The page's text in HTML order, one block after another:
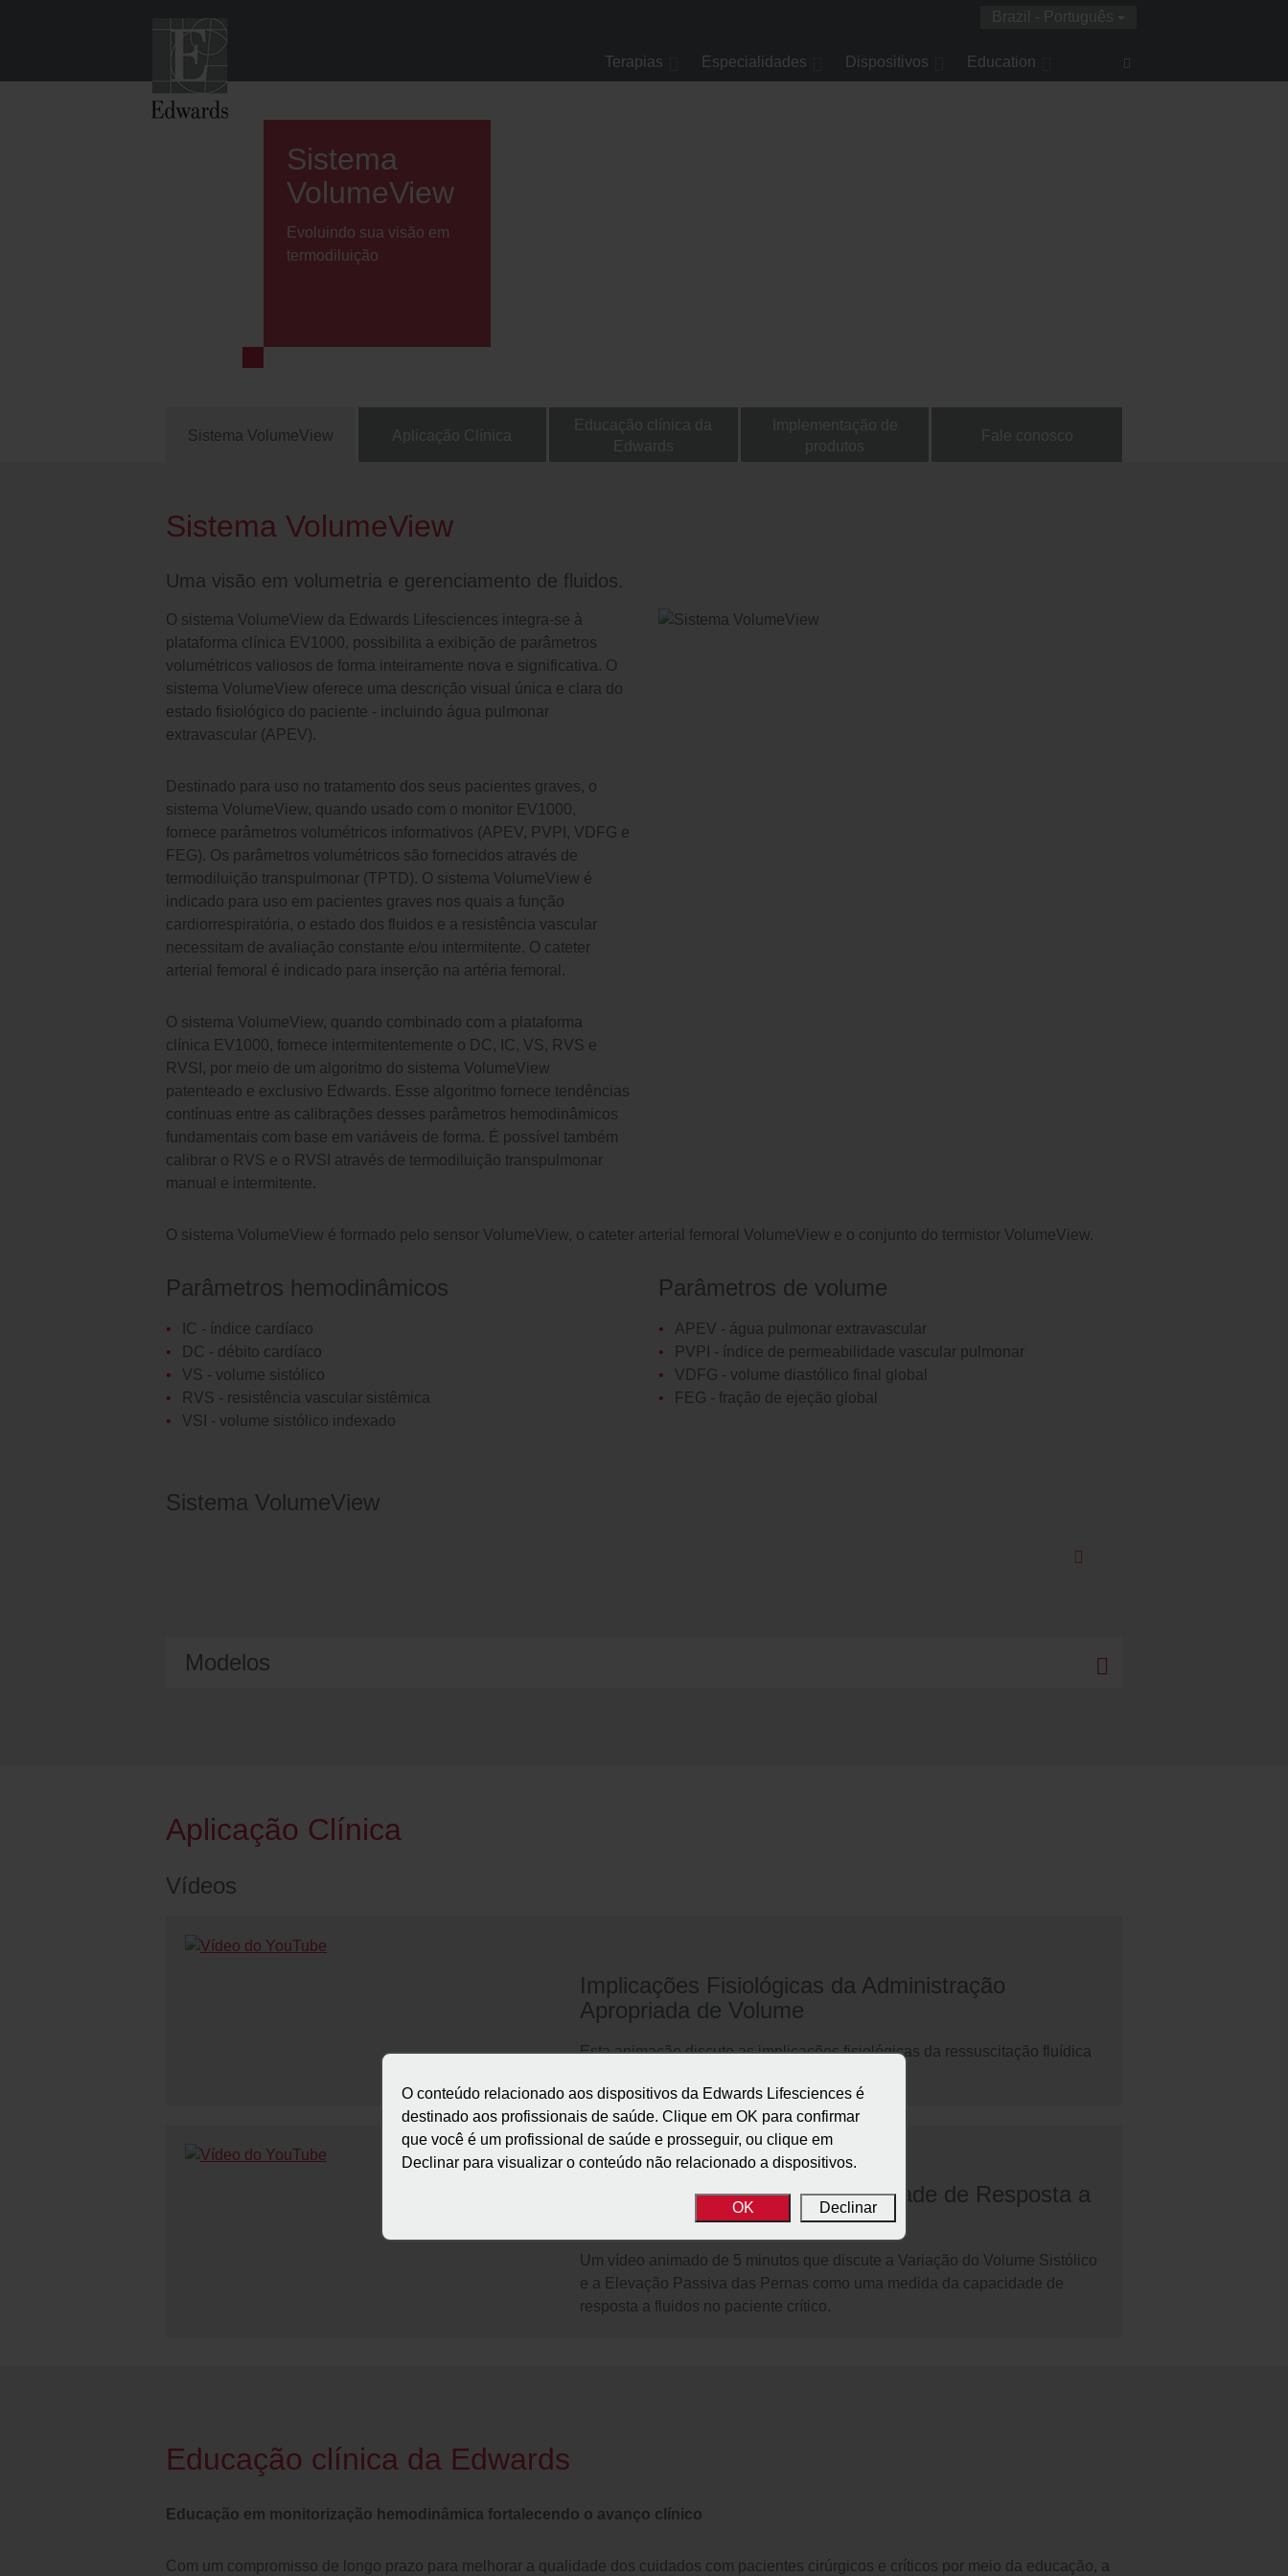
O conteúdo relacionado aos dispositivos da Edwards Lifesciences é
destinado aos profissionais de saúde. Clique em OK para confirmar
que você é um profissional de saúde e prosseguir, ou clique em
Declinar para visualizar o conteúdo não relacionado a dispositivos.
OK Declinar
Search
Edwards.com
Terapias Especialidades Dispositivos Education
Brazil - Português
Sistema
VolumeView
Evoluindo sua visão em
termodiluição
Sistema VolumeView Aplicação Clínica
Educação clínica da
Edwards
Implementação de
produtos
Fale conosco
Sistema VolumeView
Uma visão em volumetria e gerenciamento de fluidos.
O sistema VolumeView da Edwards Lifesciences integra-se à
plataforma clínica EV1000, possibilita a exibição de parâmetros
volumétricos valiosos de forma inteiramente nova e significativa. O
sistema VolumeView oferece uma descrição visual única e clara do
estado fisiológico do paciente - incluindo água pulmonar
extravascular (APEV).
Destinado para uso no tratamento dos seus pacientes graves, o
sistema VolumeView, quando usado com o monitor EV1000,
fornece parâmetros volumétricos informativos (APEV, PVPI, VDFG e
FEG). Os parâmetros volumétricos são fornecidos através de
termodiluição transpulmonar (TPTD). O sistema VolumeView é
indicado para uso em pacientes graves nos quais a função
cardiorrespiratória, o estado dos fluidos e a resistência vascular
necessitam de avaliação constante e/ou intermitente. O cateter
arterial femoral é indicado para inserção na artéria femoral.
O sistema VolumeView, quando combinado com a plataforma
clínica EV1000, fornece intermitentemente o DC, IC, VS, RVS e
RVSI, por meio de um algoritmo do sistema VolumeView
patenteado e exclusivo Edwards. Esse algoritmo fornece tendências
contínuas entre as calibrações desses parâmetros hemodinâmicos
fundamentais com base em variáveis de forma. É possível também
calibrar o RVS e o RVSI através de termodiluição transpulmonar
manual e intermitente.
O sistema VolumeView é formado pelo sensor VolumeView, o cateter arterial femoral VolumeView e o conjunto do termistor VolumeView.
Parâmetros hemodinâmicos
IC - índice cardíaco
DC - débito cardíaco
VS - volume sistólico
RVS - resistência vascular sistêmica
VSI - volume sistólico indexado
Parâmetros de volume
APEV - água pulmonar extravascular
PVPI - índice de permeabilidade vascular pulmonar
VDFG - volume diastólico final global
FEG - fração de ejeção global
Sistema VolumeView
Modelos
Aplicação Clínica
Vídeos
Implicações Fisiológicas da Administração
Apropriada de Volume
Esta animação discute as implicações fisiológicas da ressuscitação fluídica
Métodos para avaliar a Capacidade de Resposta a
Um vídeo animado de 5 minutos que discute a Variação do Volume Sistólico
e a Elevação Passiva das Pernas como uma medida da capacidade de
resposta a fluidos no paciente crítico.
Educação clínica da Edwards
Educação em monitorização hemodinâmica fortalecendo o avanço clínico
Com um compromisso de longo prazo para melhorar a qualidade dos cuidados com pacientes cirúrgicos e críticos por meio da educação, a